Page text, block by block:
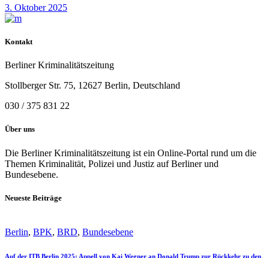
3. Oktober 2025
Kontakt
Berliner Kriminalitätszeitung
Stollberger Str. 75, 12627 Berlin, Deutschland
030 / 375 831 22
Über uns
Die Berliner Kriminalitätszeitung ist ein Online-Portal rund um die
Themen Kriminalität, Polizei und Justiz auf Berliner und
Bundesebene.
Neueste Beiträge
Berlin, BPK, BRD, Bundesebene
Auf der ITB Berlin 2025: Appell von Kai Wegner an Donald Trump zur Rückkehr zu den